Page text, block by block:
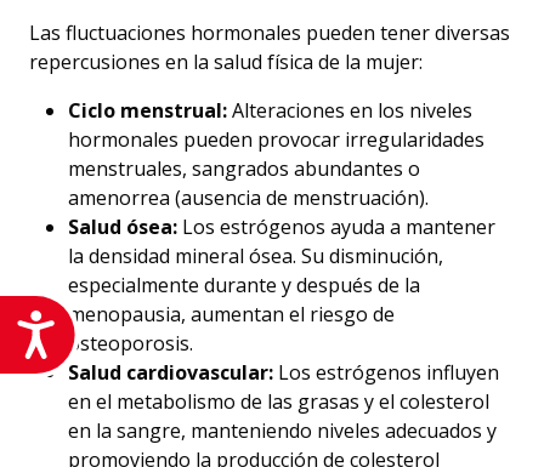
Accesibilidad
Las fluctuaciones hormonales pueden tener diversas
repercusiones en la salud física de la mujer:
Ciclo menstrual:Alteraciones en los niveles
hormonales pueden provocar irregularidades
menstruales, sangrados abundantes o
amenorrea (ausencia de menstruación).
Salud ósea: Los estrógenos ayuda a mantener
la densidad mineral ósea. Su disminución,
especialmente durante y después de la
menopausia, aumentan el riesgo de
osteoporosis.
Salud cardiovascular: Los estrógenos influyen
en el metabolismo de las grasas y el colesterol
en la sangre, manteniendo niveles adecuados y
promoviendo la producción de colesterol